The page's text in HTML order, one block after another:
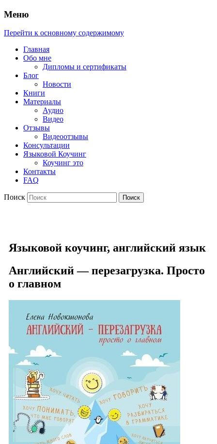
Меню
Перейти к основному содержимому
Главная
Обо мне
Дипломы и сертификаты
Блог
Новости
Книги
Материалы
Аудио
Видео
Отзывы
Видеоотзывы
Консультации
Языковой Коучинг
Коучинг это
Контакты
FAQ
Поиск
Языковой коучинг, английский язык
Английский — перезагрузка. Просто
о главном